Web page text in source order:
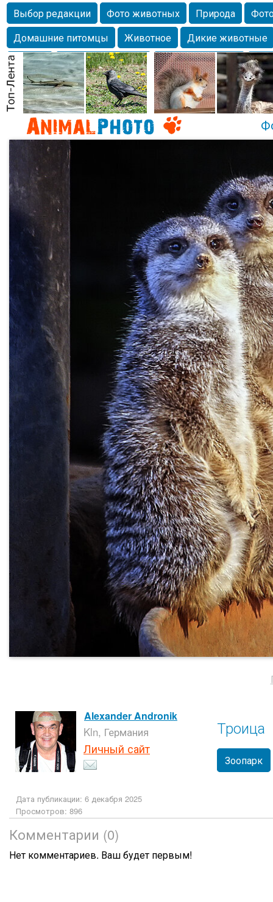
Выбор редакции Фото животных Природа
Домашние питомцы
Животное
Дикие животные
Собаки
Alexanderandronik Млекопитающие
Морда
Собачка Осень Портрет
Домашние
Насекомое
Коты Lebert Дикие птицы Утка
Alexander Andronik
Kln, Германия
Личный сайт
Троица
Зоопарк
Дата публикации: 6 декабря 2025
Просмотров: 896
Комментарии (0)
Нет комментариев. Ваш будет первым!